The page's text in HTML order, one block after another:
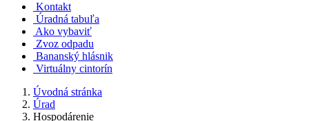
Kontakt
Úradná tabuľa
Ako vybaviť
Zvoz odpadu
Bananský hlásnik
Virtuálny cintorín
Úvodná stránka
Úrad
Hospodárenie